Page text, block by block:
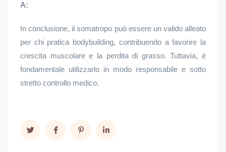
A:
In conclusione, il somatropo può essere un valido alleato
per chi pratica bodybuilding, contribuendo a favorire la
crescita muscolare e la perdita di grasso. Tuttavia, è
fondamentale utilizzarlo in modo responsabile e sotto
stretto controllo medico.